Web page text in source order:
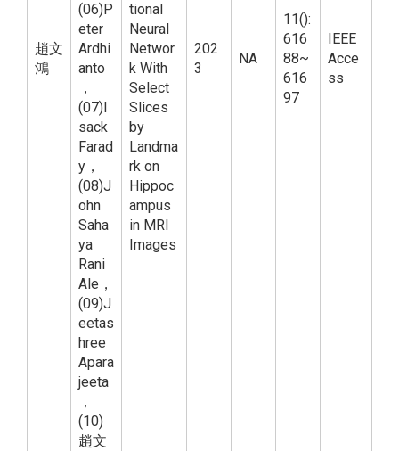
趙文
鴻
(06)P
eter
Ardhi
anto
，
(07)I
sack
Farad
y，
(08)J
ohn
Saha
ya
Rani
Ale，
(09)J
eetas
hree
Apara
jeeta
，
(10)
趙文
tional
Neural
Networ
k With
Select
Slices
by
Landma
rk on
Hippoc
ampus
in MRI
Images
202
3
NA
11():
616
88~
616
97
IEEE
Acce
ss